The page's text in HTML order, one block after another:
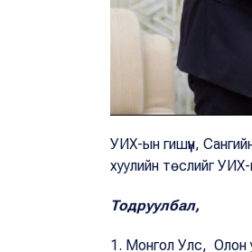
УИХ-ын гишүүн,
хуулийн төслийг
Тодруулбал,
1. Монгол Улс, Олон